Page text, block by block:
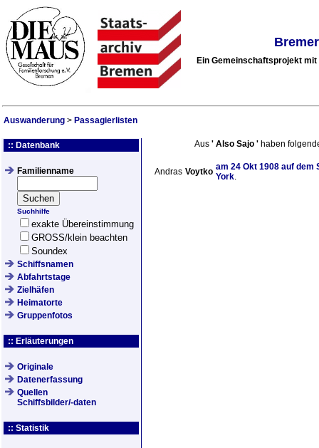
Ein Gemeinschaftsprojekt
Auswanderung > Passagierlisten
:: Datenbank
Familienname
Suchhilfe
exakte Übereinstimmung
GROSS/klein beachten
Soundex
Schiffsnamen
Abfahrtstage
Zielhäfen
Heimatorte
Gruppenfotos
:: Erläuterungen
Originale
Datenerfassung
Quellen
Schiffsbilder/-daten
:: Statistik
Aus ' Also Sajo ' haben
Andras Voytko am 24 Okt 1908 auf dem
York.